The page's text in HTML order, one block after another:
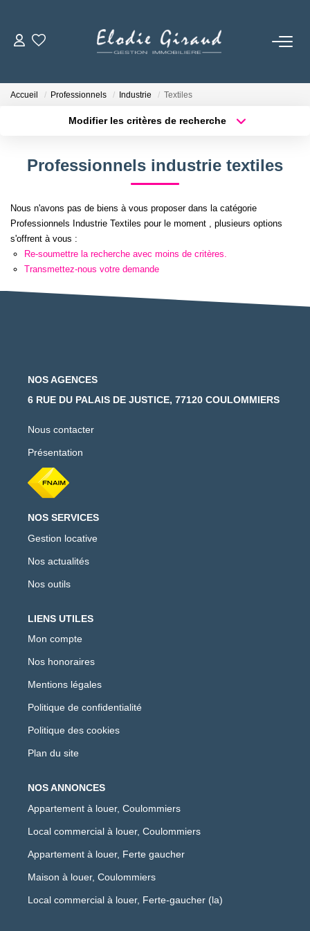
Accueil Professionnels Industrie Textiles
Modifier les critères de recherche
Plus de critères Créer une alerte
Professionnels industrie textiles
Nous n'avons pas de biens à vous proposer dans la catégorie
Professionnels Industrie Textiles pour le moment , plusieurs options
s'offrent à vous :
Re-soumettre la recherche avec moins de critères.
Transmettez-nous votre demande
NOS AGENCES
6 RUE DU PALAIS DE JUSTICE, 77120 COULOMMIERS
Nous contacter
Présentation
NOS SERVICES
Gestion locative
Nos actualités
Nos outils
LIENS UTILES
Mon compte
Nos honoraires
Mentions légales
Politique de confidentialité
Politique des cookies
Plan du site
NOS ANNONCES
Appartement à louer, Coulommiers
Local commercial à louer, Coulommiers
Appartement à louer, Ferte gaucher
Maison à louer, Coulommiers
Local commercial à louer, Ferte-gaucher (la)